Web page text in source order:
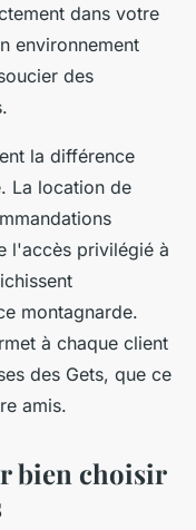
dans votre
environnement
des
la différence
La location de
l'accès privilégié à
montagnarde.
à chaque client
des Gets, que ce
amis.
bien choisir